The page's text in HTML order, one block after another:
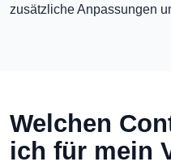
zusätzliche Anpassungen
Welchen
ich für mein